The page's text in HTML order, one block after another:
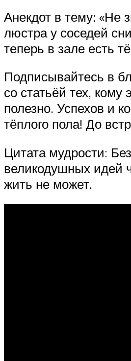
Анекдот в тему: «Не
люстра у соседей
теперь в зале есть
Подписывайтесь в
со статьёй тех, кому
полезно. Успехов и
тёплого пола! До
Цитата мудрости: Без
великодушных идей
жить не может.